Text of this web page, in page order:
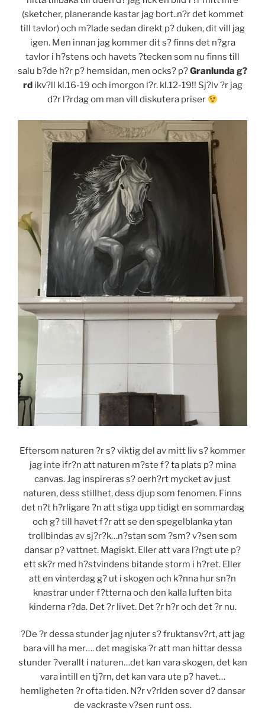
(sketcher, planerande kastar jag bort..n?r det kommet
till tavlor) och m?lade sedan direkt p? duken, dit vill jag
igen. Men innan jag kommer dit s? finns det n?gra
tavlor i h?stens och havets ?tecken som nu finns till
salu b?de h?r p? hemsidan, men ocks? p?Granlunda g?
rd ikv?ll kl.16-19 och imorgon l?r. kl.12-19!! Sj?lv ?r jag
d?r l?rdag om man vill diskutera priser
Eftersom naturen ?r s? viktig del av mitt liv s? kommer
jag inte ifr?n att naturen m?ste f? ta plats p? mina
canvas. Jag inspireras s? oerh?rt mycket av just
naturen, dess stillhet, dess djup som fenomen. Finns
det n?t h?rligare ?n att stiga upp tidigt en sommardag
och g? till havet f?r att se den spegelblanka ytan
trollbindas av sj?r?k…n?stan som ?sm? v?sen som
dansar p? vattnet. Magiskt. Eller att vara l?ngt ute p?
ett sk?r med h?stvindens bitande storm i h?ret. Eller
att en vinterdag g? ut i skogen och k?nna hur sn?n
knastrar under f?tterna och den kalla luften bita
kinderna r?da. Det ?r livet. Det ?r h?r och det ?r nu.
?De ?r dessa stunder jag njuter s? fruktansv?rt, att jag
bara vill ha mer…. det magiska ?r att man hittar dessa
stunder ?verallt i naturen…det kan vara skogen, det kan
vara intill en tj?rn, det kan vara ute p? havet…
hemligheten ?r ofta tiden. N?r v?rlden sover d? dansar
de vackraste v?sen runt oss.